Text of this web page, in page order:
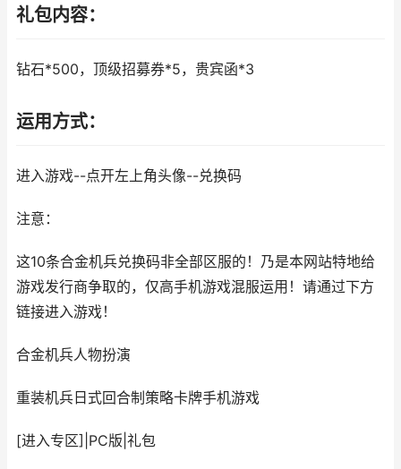
礼包内容：
钻石*500，顶级招募券*5，贵宾函*3
运用方式：
进入游戏--点开左上角头像--兑换码
注意：
这10条合金机兵兑换码非全部区服的！乃是本网站特地给
游戏发行商争取的，仅高手机游戏混服运用！请通过下方
链接进入游戏！
合金机兵人物扮演
重装机兵日式回合制策略卡牌手机游戏
[进入专区] PC版 礼包